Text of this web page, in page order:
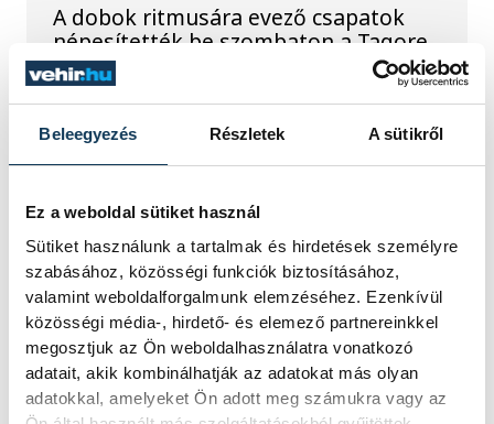
Beleegyezés Részletek A sütikről
Ez a weboldal sütiket használ
Sütiket használunk a tartalmak és hirdetések személyre
szabásához, közösségi funkciók biztosításához,
valamint weboldalforgalmunk elemzéséhez. Ezenkívül
közösségi média-, hirdető- és elemező partnereinkkel
megosztjuk az Ön weboldalhasználatra vonatkozó
adatait, akik kombinálhatják az adatokat más olyan
adatokkal, amelyeket Ön adott meg számukra vagy az
A dobok ritmusára evező csapatok
népesítették be szombaton a Tagore
sétány előtti partszakaszt. Az Európa
Sportrégiója 2026 programsorozat
részeként megrendezett Sárkányhajó
Kupán civil, céges, sportegyesületi és
belügyi egységek csaptak össze a
Baka Andrást jelöli
államfőnek a Tisza
parlamenti frakciója
Baka Andrást, a Legfelsőbb Bíróság
korábbi elnökét jelöli köztársasági